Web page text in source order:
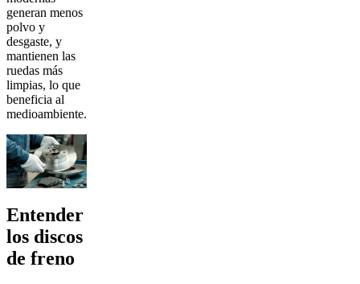
generan menos
polvo y
desgaste, y
mantienen las
ruedas más
limpias, lo que
beneficia al
medioambiente.
Entender
los discos
de freno